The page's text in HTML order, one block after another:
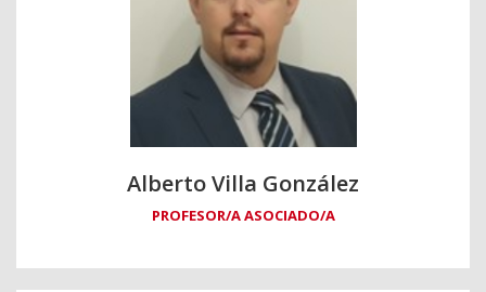
Alberto Villa González
PROFESOR/A ASOCIADO/A